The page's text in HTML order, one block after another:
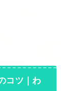
コツ｜わ